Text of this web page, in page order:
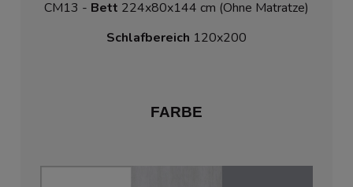
CM13 - Bett 224x80x144 cm (Ohne Matratze)
Schlafbereich 120x200
FARBE